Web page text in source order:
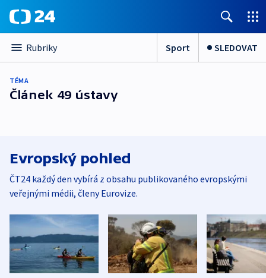
Rubriky Sport SLEDOVAT
TÉMA
Článek 49 ústavy
Evropský pohled
ČT24 každý den vybírá z obsahu publikovaného evropskými
veřejnými médii, členy Eurovize.